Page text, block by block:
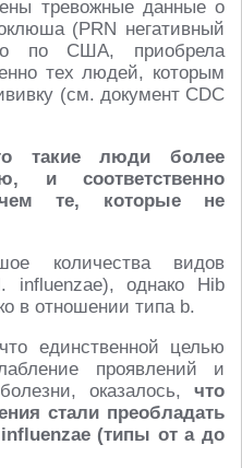
тревожные данные о
(PRN негативный
по США, приобрела
тех людей, которым
(см. документ CDC
такие люди более
и соответственно
чем те, которые не
количества видов
influenzae), однако Hib
в отношении типа b.
единственной целью
проявлений и
оказалось, что
стали преобладать
(типы от a до